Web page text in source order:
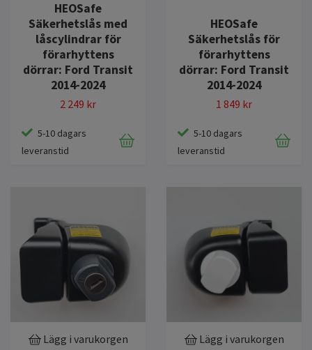
HEOSafe
Säkerhetslås med
låscylindrar för
förarhyttens
dörrar: Ford Transit
2014-2024
2 249 kr
5-10 dagars
leveranstid
HEOSafe
Säkerhetslås för
förarhyttens
dörrar: Ford Transit
2014-2024
1 849 kr
5-10 dagars
leveranstid
Lägg i varukorgen Lägg i varukorgen